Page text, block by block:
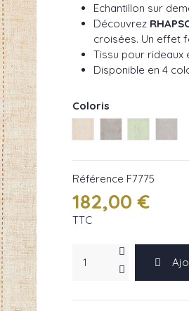
Echantillon sur
Découvrez
croisées. Un effet
Tissu pour rideaux
Disponible en 4
Coloris
Référence F7775
182,00 €
TTC